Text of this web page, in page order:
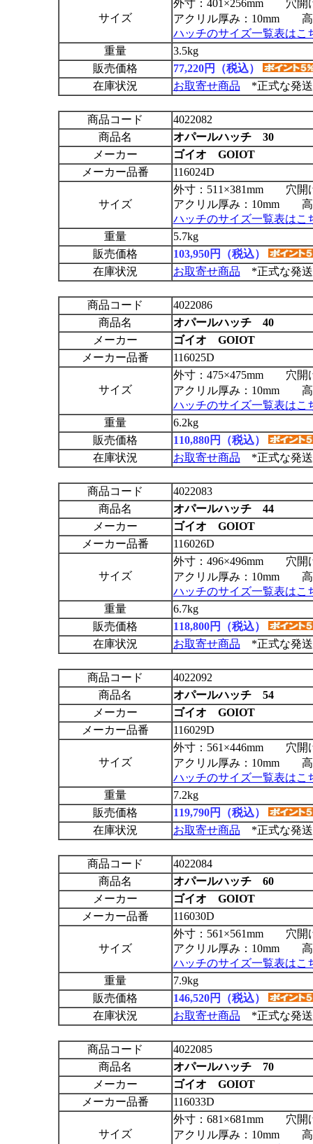
サイズ
外寸：401×256mm 穴開
アクリル厚み：10mm
ハッチのサイズ一覧表はこ
重量
3.5kg
販売価格
77,220円（税込）
在庫状況
お取寄せ商品 *正式な発送
商品コード
4022082
商品名
オパールハッチ 30
メーカー
ゴイオ GOIOT
メーカー品番
116024D
サイズ
外寸：511×381mm 穴開
アクリル厚み：10mm
ハッチのサイズ一覧表はこ
重量
5.7kg
販売価格
103,950円（税込）
在庫状況
お取寄せ商品 *正式な発送
商品コード
4022086
商品名
オパールハッチ 40
メーカー
ゴイオ GOIOT
メーカー品番
116025D
サイズ
外寸：475×475mm 穴開
アクリル厚み：10mm
ハッチのサイズ一覧表はこ
重量
6.2kg
販売価格
110,880円（税込）
在庫状況
お取寄せ商品 *正式な発送
商品コード
4022083
商品名
オパールハッチ 44
メーカー
ゴイオ GOIOT
メーカー品番
116026D
サイズ
外寸：496×496mm 穴開
アクリル厚み：10mm
ハッチのサイズ一覧表はこ
重量
6.7kg
販売価格
118,800円（税込）
在庫状況
お取寄せ商品 *正式な発送
商品コード
4022092
商品名
オパールハッチ 54
メーカー
ゴイオ GOIOT
メーカー品番
116029D
サイズ
外寸：561×446mm 穴開
アクリル厚み：10mm
ハッチのサイズ一覧表はこ
重量
7.2kg
販売価格
119,790円（税込）
在庫状況
お取寄せ商品 *正式な発送
商品コード
4022084
商品名
オパールハッチ 60
メーカー
ゴイオ GOIOT
メーカー品番
116030D
サイズ
外寸：561×561mm 穴開
アクリル厚み：10mm
ハッチのサイズ一覧表はこ
重量
7.9kg
販売価格
146,520円（税込）
在庫状況
お取寄せ商品 *正式な発送
商品コード
4022085
商品名
オパールハッチ 70
メーカー
ゴイオ GOIOT
メーカー品番
116033D
サイズ
外寸：681×681mm 穴開
アクリル厚み：10mm